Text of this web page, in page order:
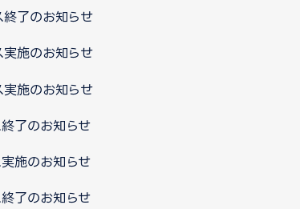
了のお知らせ
施のお知らせ
施のお知らせ
了のお知らせ
施のお知らせ
了のお知らせ